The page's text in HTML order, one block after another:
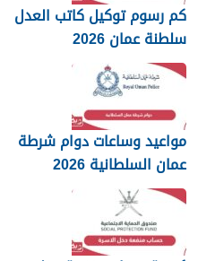
كم رسوم توكيل كاتب العدل
سلطنة عمان 2026
مواعيد وساعات دوام شرطة
عمان السلطانية 2026